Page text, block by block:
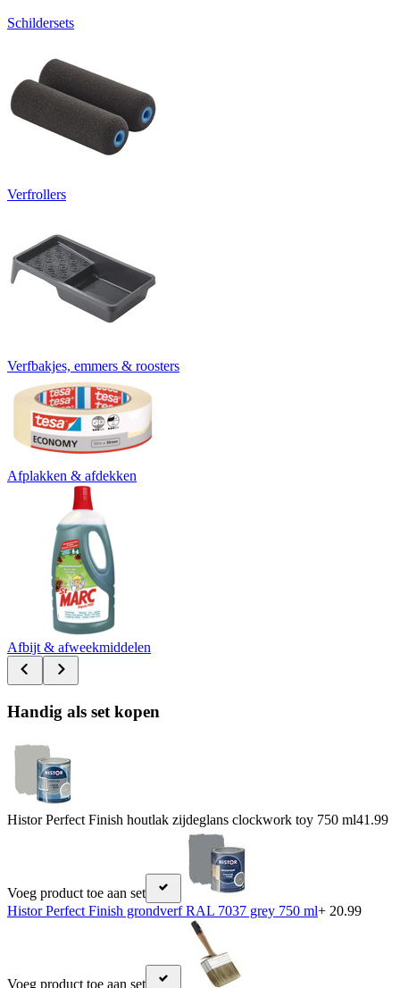
Schildersets
Verfrollers
Verfbakjes, emmers & roosters
Afplakken & afdekken
Afbijt & afweekmiddelen
Handig als set kopen
Histor Perfect Finish houtlak zijdeglans clockwork toy 750 ml41.99
Voeg product toe aan set
Histor Perfect Finish grondverf RAL 7037 grey 750 ml+ 20.99
Voeg product toe aan set